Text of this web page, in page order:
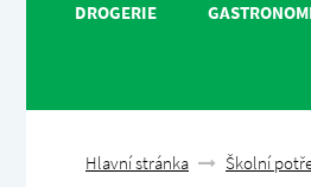
DROGERIE
Hlavní stránka Školní